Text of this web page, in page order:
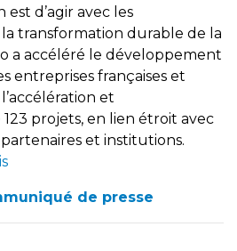
est d’agir avec les
transformation durable de la
a accéléré le développement
entreprises françaises et
et
123 projets, en lien étroit avec
et institutions.
de presse